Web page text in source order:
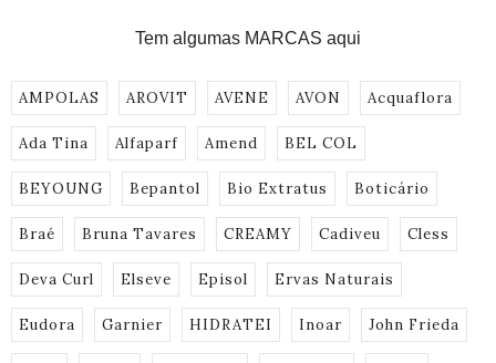
Tem algumas MARCAS aqui
AMPOLAS AROVIT AVENE AVON Acquaflora
Ada Tina Alfaparf Amend BEL COL
BEYOUNG Bepantol Bio Extratus Boticário
Braé Bruna Tavares CREAMY Cadiveu Cless
Deva Curl Elseve Episol Ervas Naturais
Eudora Garnier HIDRATEI Inoar John Frieda